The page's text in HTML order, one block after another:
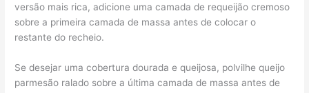
versão mais rica, adicione uma camada de requeijão cremoso
sobre a primeira camada de massa antes de colocar o
restante do recheio.
Se desejar uma cobertura dourada e queijosa, polvilhe queijo
parmesão ralado sobre a última camada de massa antes de